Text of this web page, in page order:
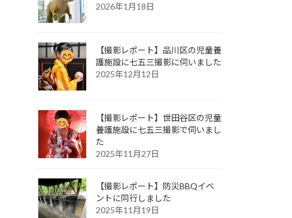
2026年1月18日
【撮影レポート】品川区の児童養
護施設に七五三撮影に伺いました
2025年12月12日
【撮影レポート】世田谷区の児童
養護施設に七五三撮影で伺いまし
た
2025年11月27日
【撮影レポート】防災BBQイベ
ントに同行しました
2025年11月19日